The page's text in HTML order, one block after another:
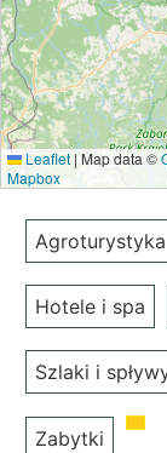
Leaflet | Map data ©
Mapbox
Agroturystyka
Hotele i spa
Szlaki i
Zabytki